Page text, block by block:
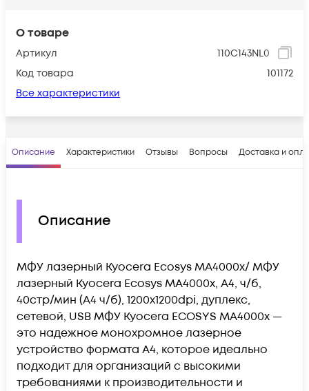
О товаре
Артикул
110C143NL0
Код товара
101172
Все характеристики
Описание Характеристики Отзывы Вопросы Доставка и
Описание
МФУ лазерный Kyocera Ecosys MA4000x/ МФУ
лазерный Kyocera Ecosys MA4000x, A4, ч/б,
40стр/мин (A4 ч/б), 1200x1200dpi, дуплекс,
сетевой, USB МФУ Kyocera ECOSYS MA4000x —
это надежное монохромное лазерное
устройство формата A4, которое идеально
подходит для организаций с высокими
требованиями к производительности и